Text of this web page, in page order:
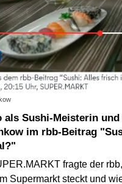
im rbb-Beitrag
fragte der
Supermarkt steckt und